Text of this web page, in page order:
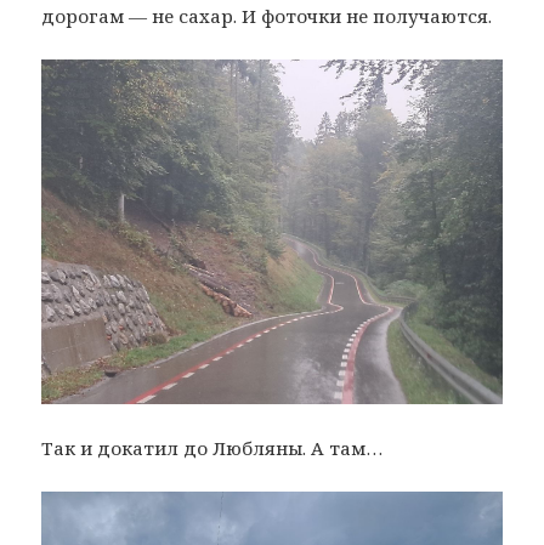
дорогам — не сахар. И фоточки не получаются.
Так и докатил до Любляны. А там…